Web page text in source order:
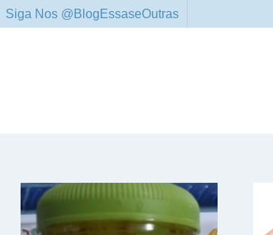
Siga Nos @BlogEssaseOutras